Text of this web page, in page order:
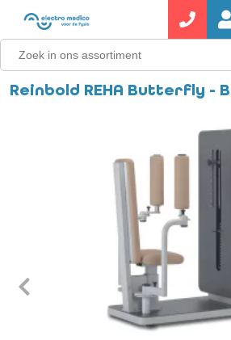
Reinbold REHA Butterfly -